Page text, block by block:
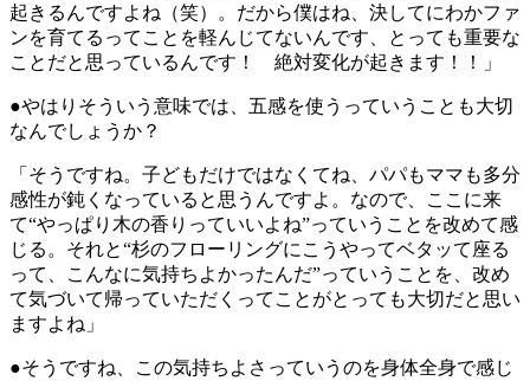
起きるんですよね（笑）。だから僕はね、決してにわかファ
ンを育てるってことを軽んじてないんです、とっても重要な
ことだと思っているんです！ 絶対変化が起きます！！」
●やはりそういう意味では、五感を使うっていうことも大切
なんでしょうか？
「そうですね。子どもだけではなくてね、パパもママも多分
感性が鈍くなっていると思うんですよ。なので、ここに来
て“やっぱり木の香りっていいよね”っていうことを改めて感
じる。それと“杉のフローリングにこうやってベタッて座る
って、こんなに気持ちよかったんだ”っていうことを、改め
て気づいて帰っていただくってことがとっても大切だと思い
ますよね」
●そうですね、この気持ちよさっていうのを身体全身で感じ